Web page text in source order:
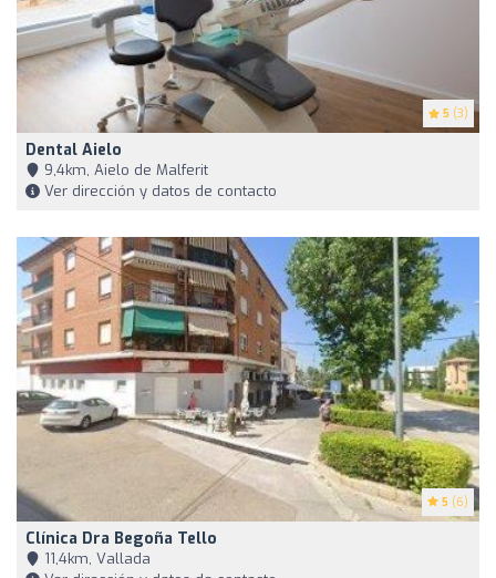
5 (3)
Dental Aielo
9,4km, Aielo de Malferit
Ver dirección y datos de contacto
5 (6)
Clínica Dra Begoña Tello
11,4km, Vallada